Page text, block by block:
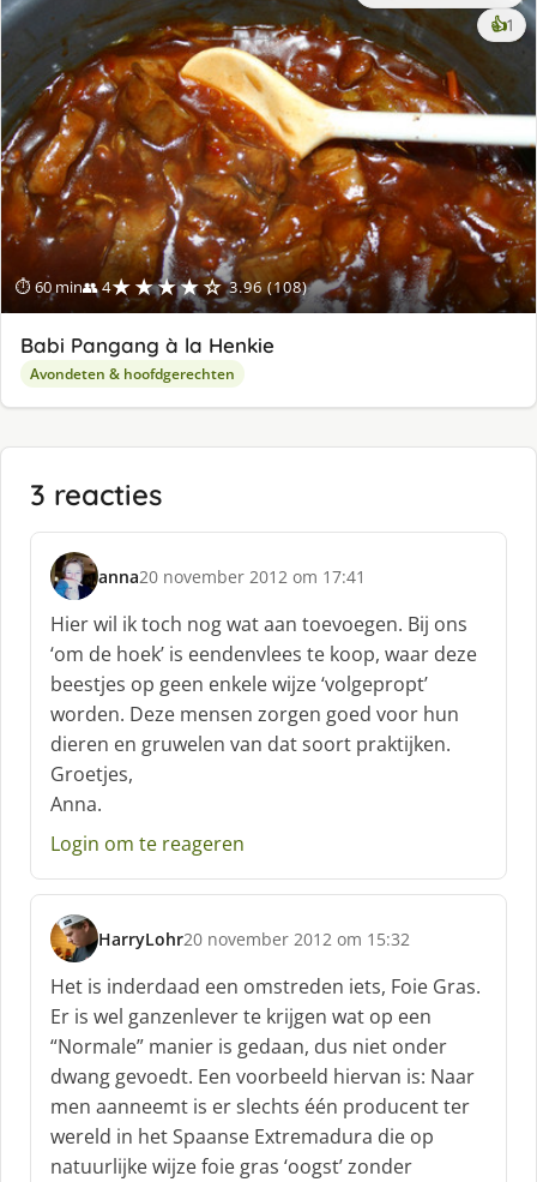
⏱ 60 min👥 4★★★★☆ 3.96 (108)
👍1
Babi Pangang à la Henkie
Avondeten & hoofdgerechten
3 reacties
anna
s
c
h
r
e
e
f
:
20 november 2012 om 17:41
Hier wil ik toch nog wat aan toevoegen. Bij ons
‘om de hoek’ is eendenvlees te koop, waar deze
beestjes op geen enkele wijze ‘volgepropt’
worden. Deze mensen zorgen goed voor hun
dieren en gruwelen van dat soort praktijken.
Groetjes,
Anna.
Login om te reageren
HarryLohr
s
c
h
r
e
e
f
20 november 2012 om 15:32
Het is inderdaad een omstreden iets, Foie Gras.
Er is wel ganzenlever te krijgen wat op een
“Normale” manier is gedaan, dus niet onder
dwang gevoedt. Een voorbeeld hiervan is: Naar
men aanneemt is er slechts één producent ter
wereld in het Spaanse Extremadura die op
natuurlijke wijze foie gras ‘oogst’ zonder